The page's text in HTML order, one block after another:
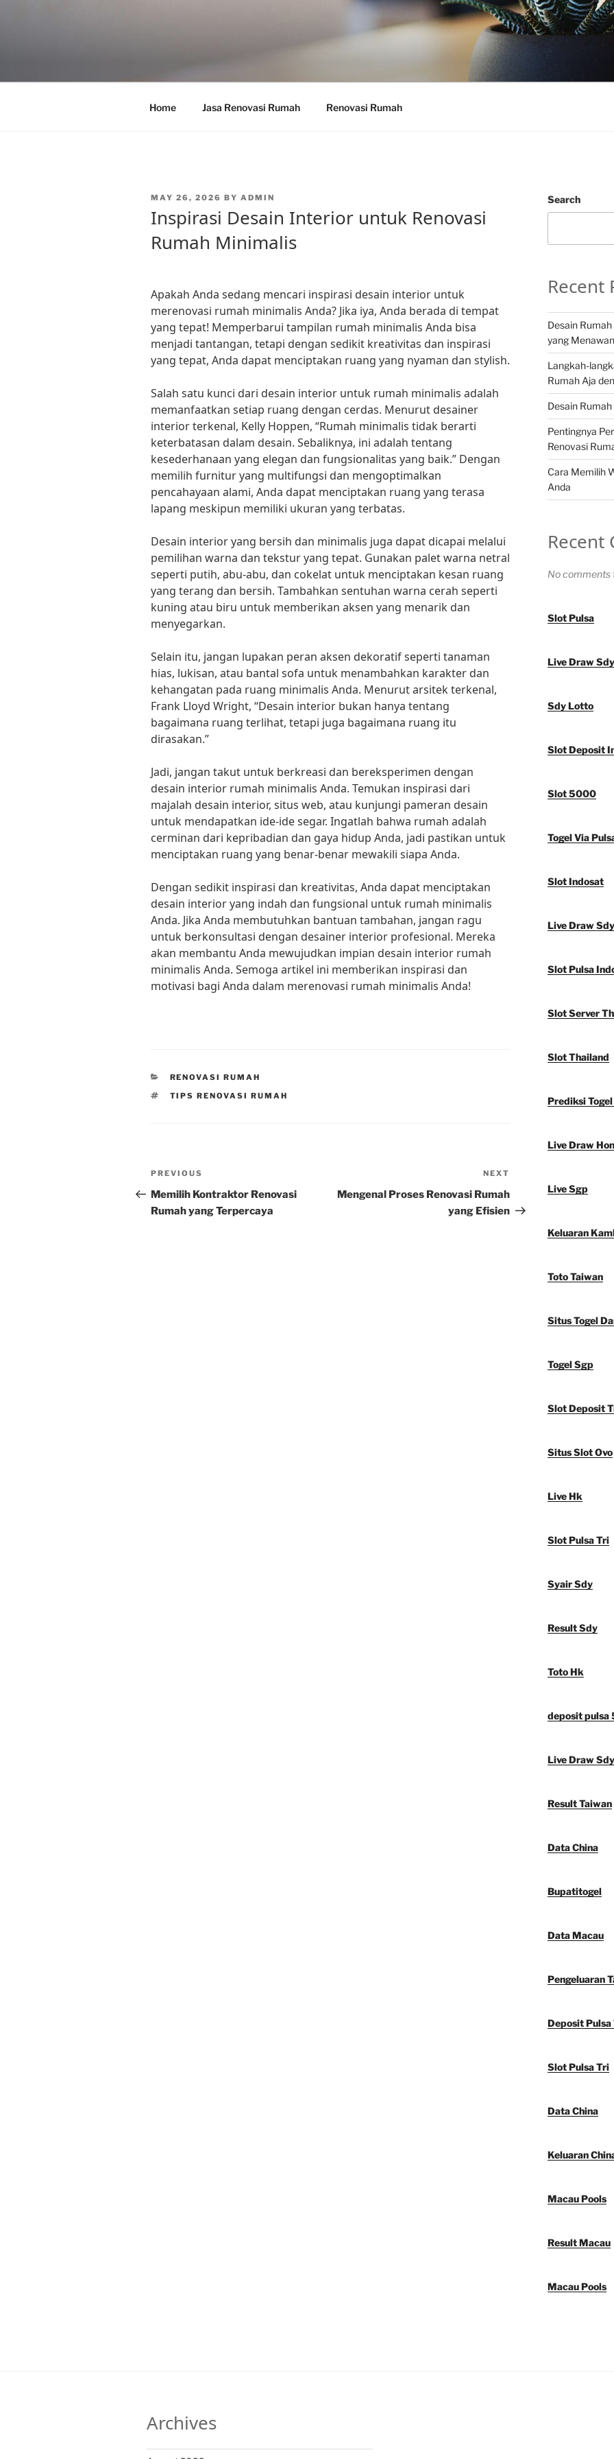
Home Jasa Renovasi Rumah Renovasi Rumah
POSTED
MAY 26, 2026 BY ADMIN
Inspirasi Desain Interior untuk Renovasi
Rumah Minimalis
Apakah Anda sedang mencari inspirasi desain interior untuk
merenovasi rumah minimalis Anda? Jika iya, Anda berada di tempat
yang tepat! Memperbarui tampilan rumah minimalis Anda bisa
menjadi tantangan, tetapi dengan sedikit kreativitas dan inspirasi
yang tepat, Anda dapat menciptakan ruang yang nyaman dan stylish.
Salah satu kunci dari desain interior untuk rumah minimalis adalah
memanfaatkan setiap ruang dengan cerdas. Menurut desainer
interior terkenal, Kelly Hoppen, “Rumah minimalis tidak berarti
keterbatasan dalam desain. Sebaliknya, ini adalah tentang
kesederhanaan yang elegan dan fungsionalitas yang baik.” Dengan
memilih furnitur yang multifungsi dan mengoptimalkan
pencahayaan alami, Anda dapat menciptakan ruang yang terasa
lapang meskipun memiliki ukuran yang terbatas.
Desain interior yang bersih dan minimalis juga dapat dicapai melalui
pemilihan warna dan tekstur yang tepat. Gunakan palet warna netral
seperti putih, abu-abu, dan cokelat untuk menciptakan kesan ruang
yang terang dan bersih. Tambahkan sentuhan warna cerah seperti
kuning atau biru untuk memberikan aksen yang menarik dan
menyegarkan.
Selain itu, jangan lupakan peran aksen dekoratif seperti tanaman
hias, lukisan, atau bantal sofa untuk menambahkan karakter dan
kehangatan pada ruang minimalis Anda. Menurut arsitek terkenal,
Frank Lloyd Wright, “Desain interior bukan hanya tentang
bagaimana ruang terlihat, tetapi juga bagaimana ruang itu
dirasakan.”
Jadi, jangan takut untuk berkreasi dan bereksperimen dengan
desain interior rumah minimalis Anda. Temukan inspirasi dari
majalah desain interior, situs web, atau kunjungi pameran desain
untuk mendapatkan ide-ide segar. Ingatlah bahwa rumah adalah
cerminan dari kepribadian dan gaya hidup Anda, jadi pastikan untuk
menciptakan ruang yang benar-benar mewakili siapa Anda.
Dengan sedikit inspirasi dan kreativitas, Anda dapat menciptakan
desain interior yang indah dan fungsional untuk rumah minimalis
Anda. Jika Anda membutuhkan bantuan tambahan, jangan ragu
untuk berkonsultasi dengan desainer interior profesional. Mereka
akan membantu Anda mewujudkan impian desain interior rumah
minimalis Anda. Semoga artikel ini memberikan inspirasi dan
motivasi bagi Anda dalam merenovasi rumah minimalis Anda!
CATEGORIES
RENOVASI RUMAH
TAGS
TIPS RENOVASI RUMAH
Post
navigation
Previous
Post
PREVIOUS
Memilih Kontraktor Renovasi
Rumah yang Terpercaya
Post
NEXT
Mengenal Proses Renovasi Rumah
yang Efisien
Search
Recent
Desain
yang Menawan
Langkah-
Rumah Aja
Desain
Pentingnya
Renovasi
Cara Memilih
Anda
Recent
No comments
Slot Pulsa
Live Draw Sdy
Sdy Lotto
Slot Deposit
Slot 5000
Togel Via
Slot Indosat
Live Draw Sdy
Slot Pulsa
Slot Server
Slot Thailand
Prediksi
Live Draw
Live Sgp
Keluaran
Toto Taiwan
Situs Togel
Togel Sgp
Slot Deposit
Situs Slot Ovo
Live Hk
Slot Pulsa Tri
Syair Sdy
Result Sdy
Toto Hk
deposit pulsa
Live Draw Sdy
Result Taiwan
Data China
Bupatitogel
Data Macau
Pengeluaran
Deposit Pulsa
Slot Pulsa Tri
Data China
Keluaran
Macau Pools
Result Macau
Macau Pools
Archives